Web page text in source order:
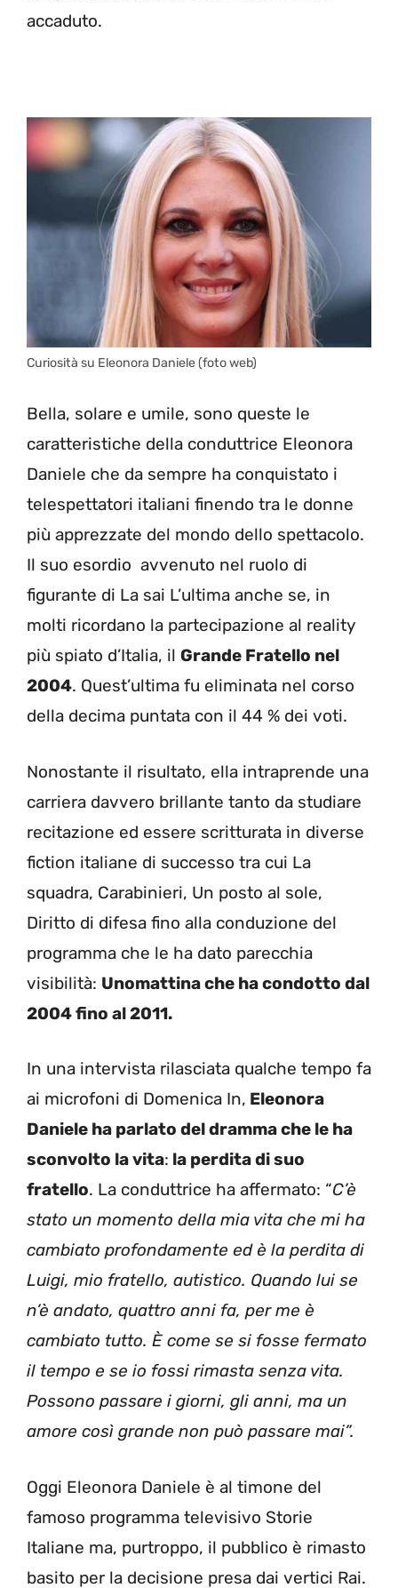
accaduto.
Curiosità su Eleonora Daniele (foto web)
Bella, solare e umile, sono queste le
caratteristiche della conduttrice Eleonora
Daniele che da sempre ha conquistato i
telespettatori italiani finendo tra le donne
più apprezzate del mondo dello spettacolo.
Il suo esordio avvenuto nel ruolo di
figurante di La sai L’ultima anche se, in
molti ricordano la partecipazione al reality
più spiato d’Italia, il Grande Fratello nel
2004. Quest’ultima fu eliminata nel corso
della decima puntata con il 44 % dei voti.
Nonostante il risultato, ella intraprende una
carriera davvero brillante tanto da studiare
recitazione ed essere scritturata in diverse
fiction italiane di successo tra cui La
squadra, Carabinieri, Un posto al sole,
Diritto di difesa fino alla conduzione del
programma che le ha dato parecchia
visibilità: Unomattina che ha condotto dal
2004 fino al 2011.
In una intervista rilasciata qualche tempo fa
ai microfoni di Domenica In, Eleonora
Daniele ha parlato del dramma che le ha
sconvolto la vita: la perdita di suo
fratello. La conduttrice ha affermato: “C’è
stato un momento della mia vita che mi ha
cambiato profondamente ed è la perdita di
Luigi, mio fratello, autistico. Quando lui se
n’è andato, quattro anni fa, per me è
cambiato tutto. È come se si fosse fermato
il tempo e se io fossi rimasta senza vita.
Possono passare i giorni, gli anni, ma un
amore così grande non può passare mai”.
Oggi Eleonora Daniele è al timone del
famoso programma televisivo Storie
Italiane ma, purtroppo, il pubblico è rimasto
basito per la decisione presa dai vertici Rai.